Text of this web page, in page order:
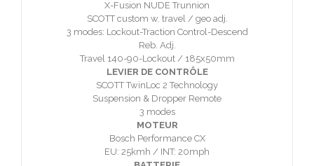
X-Fusion NUDE Trunnion
SCOTT custom w. travel / geo adj.
3 modes: Lockout-Traction Control-Descend
Reb. Adj.
Travel 140-90-Lockout / 185x50mm
LEVIER DE CONTRÔLE
SCOTT TwinLoc 2 Technology
Suspension & Dropper Remote
3 modes
MOTEUR
Bosch Performance CX
EU: 25kmh / INT: 20mph